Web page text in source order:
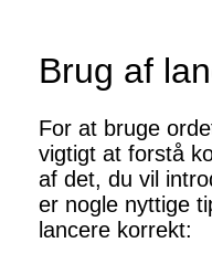
Brug af
For at bruge
vigtigt at forstå
af ​​det, du vil
er nogle nyttige
lancere korrekt: